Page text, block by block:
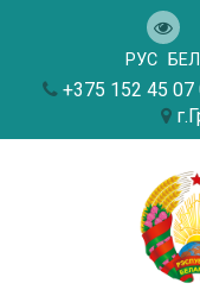
РУC БЕЛ
+375 152 45 07